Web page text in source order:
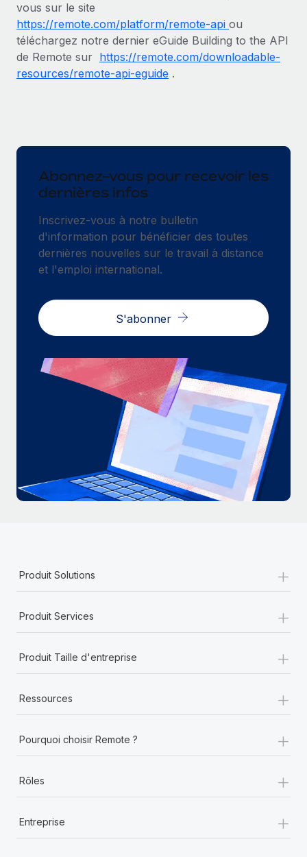
vous sur le site
https://remote.com/platform/remote-api ou
téléchargez notre dernier eGuide Building to the API
de Remote sur ​​ https://remote.com/downloadable-
resources/remote-api-eguide .
Abonnez-vous pour recevoir les
dernières infos
Inscrivez-vous à notre bulletin
d'information pour bénéficier des toutes
dernières nouvelles sur le travail à distance
et l'emploi international.
S'abonner
Produit Solutions +
Produit Services +
Produit Taille d'entreprise +
Ressources +
Pourquoi choisir Remote ? +
Rôles +
Entreprise
+